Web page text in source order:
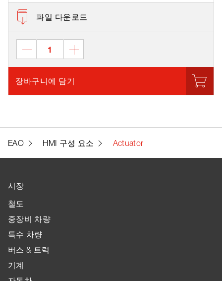
파일 다운로드
장바구니에 담기
EAO HMI 구성 요소 Actuator
시장
철도
중장비 차량
특수 차량
버스 & 트럭
기계